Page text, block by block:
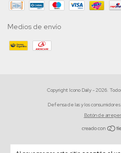
Medios de envío
Copyright Icono Daily - 2026.
Defensa de las y los
Botón de